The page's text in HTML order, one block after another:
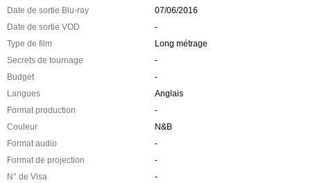
Date de sortie Blu-ray
07/06/2016
Date de sortie VOD
-
Type de film
Long métrage
Secrets de tournage
-
Budget
-
Langues
Anglais
Format production
-
Couleur
N&B
Format audio
-
Format de projection
-
N° de Visa
-